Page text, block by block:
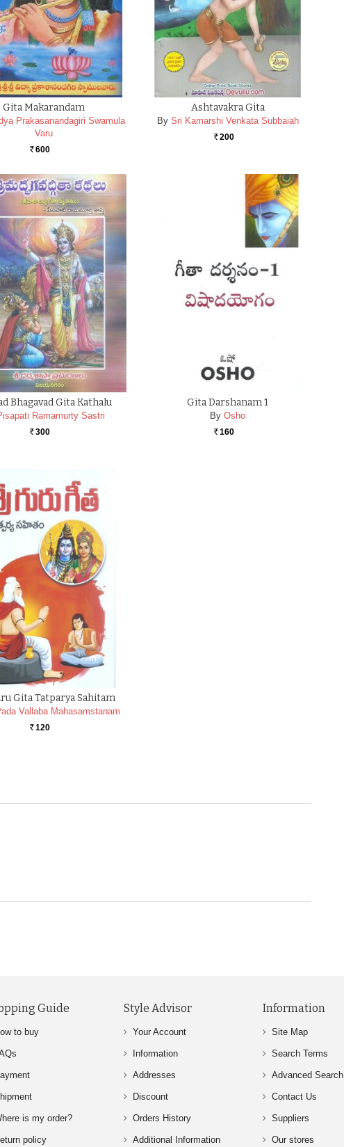
Gita Makarandam
Prakasanandagiri Swamula
Varu
Rs. 600
Ashtavakra Gita
By Sri Kamarshi Venkata Subbaiah
Rs. 200
Bhagavad Gita Kathalu
Ramamurty Sastri
Rs. 300
Gita Darshanam 1
By Osho
Rs. 160
Gita Tatparya Sahitam
Vallaba Mahasamstanam
Rs. 120
Guide
to buy
is my order?
policy
Style Advisor
Your Account
Information
Addresses
Discount
Orders History
Additional Information
Information
Site Map
Search Terms
Advanced Search
Contact Us
Suppliers
Our stores